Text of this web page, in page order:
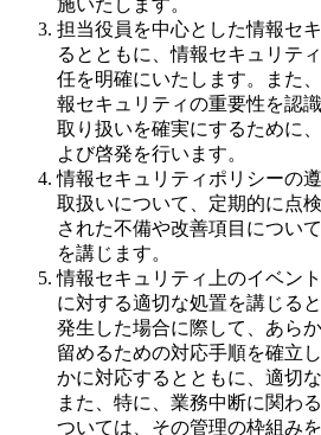
担当役員を中心とした情報セ
るとともに、情報セキュリテ
任を明確にいたします。また
報セキュリティの重要性を認
取り扱いを確実にするために
よび啓発を行います。
情報セキュリティポリシーの
取扱いについて、定期的に点
された不備や改善項目につい
を講じます。
情報セキュリティ上のイベン
に対する適切な処置を講じる
発生した場合に際して、あら
留めるための対応手順を確立
かに対応するとともに、適切
また、特に、業務中断に関わ
ついては、その管理の枠組み